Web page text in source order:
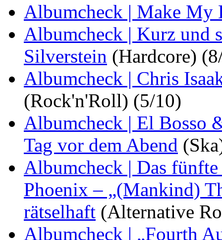
Albumcheck | Make My
Albumcheck | Kurz und
Silverstein (Hardcore)
Albumcheck | Chris
(Rock'n'Roll) (5/10)
Albumcheck | El Bosso
Tag vor dem Abend
Albumcheck | Das
Phoenix – „(Mankind)
rätselhaft (Alternative
Albumcheck | „Fourth